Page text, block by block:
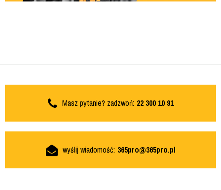
Masz pytanie? zadzwoń: 22 300 10 91
wyślij wiadomość: 365pro@365pro.pl